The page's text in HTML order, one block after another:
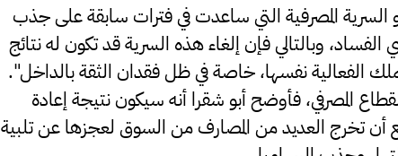
السرية المصرفية التي ساعدت في فترات سابقة على جذب
وبالتالي فإن إلغاء هذه السرية قد تكون له نتائج
تملك الفعالية نفسها، خاصة في ظل فقدان الثقة بالداخل".
المصرفي، فأوضح أبو شقرا أنه سيكون نتيجة إعادة
أن تخرج العديد من المصارف من السوق لعجزها عن تلبية